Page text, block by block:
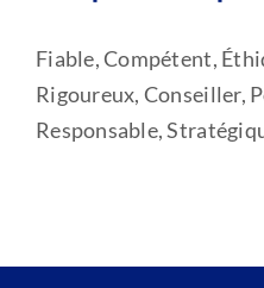
Fiable, Compétent,
Rigoureux, Conseiller,
Responsable,